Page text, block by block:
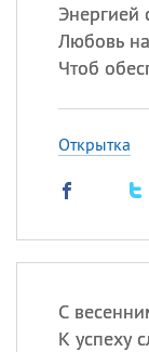
Энергией
Любовь
Чтоб
Открытка
С
К успеху